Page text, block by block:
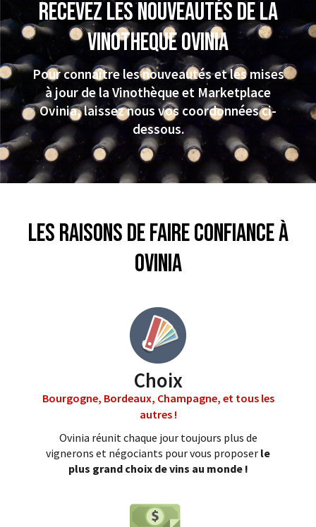
Recevez les nouveautés de la
VINOTHEQUE Ovinia
Pour connaître les nouveautés et les mises
à jour de la Vinothèque et Marketplace
Ovinia, laissez nous vos coordonnées ci-
dessous.
Les raisons de faire confiance à
Ovinia
Choix
Bourgogne, Bordeaux, Champagne, et tous les
autres !
Ovinia réunit chaque jour toujours plus de
vignerons et négociants pour vous proposer le
plus grand choix de vins au monde !